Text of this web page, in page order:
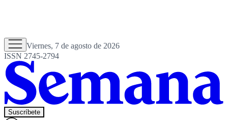
Viernes, 7 de agosto de 2026
ISSN 2745-2794
Suscríbete